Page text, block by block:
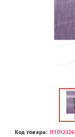
Код товара
П1012326